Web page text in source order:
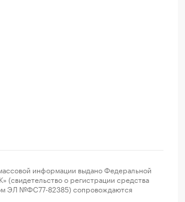
информации выдано Федеральной
о регистрации средства
ЭЛ №ФС77-82385) сопровождаются